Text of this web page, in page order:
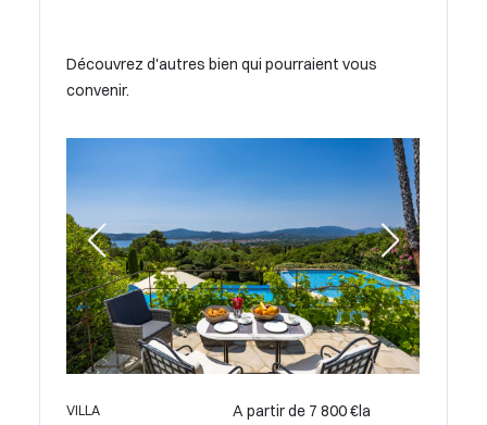
Découvrez d'autres bien qui pourraient vous
convenir.
VILLA
A partir de 7 800 €la